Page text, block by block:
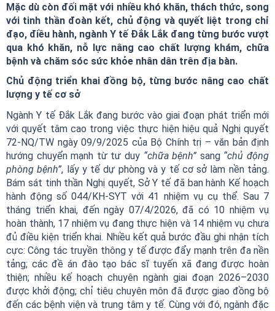
Mặc dù còn đối mặt với nhiều khó khăn, thách thức, song
với tinh thần đoàn kết, chủ động và quyết liệt trong chỉ
đạo, điều hành, ngành Y tế Đắk Lắk đang từng bước vượt
qua khó khăn, nỗ lực nâng cao chất lượng khám, chữa
bệnh và chăm sóc sức khỏe nhân dân trên địa bàn.
Chủ động triển khai đồng bộ, từng bước nâng cao chất
lượng y tế cơ sở
Ngành Y tế Đắk Lắk đang bước vào giai đoạn phát triển mới
với quyết tâm cao trong việc thực hiện hiệu quả Nghị quyết
72-NQ/TW ngày 09/9/2025 của Bộ Chính trị – văn bản định
hướng chuyển mạnh từ tư duy “chữa bệnh” sang “chủ động
phòng bệnh”, lấy y tế dự phòng và y tế cơ sở làm nền tảng.
Bám sát tinh thần Nghị quyết, Sở Y tế đã ban hành Kế hoạch
hành động số 044/KH-SYT với 41 nhiệm vụ cụ thể. Sau 7
tháng triển khai, đến ngày 07/4/2026, đã có 10 nhiệm vụ
hoàn thành, 17 nhiệm vụ đang thực hiện và 14 nhiệm vụ chưa
đủ điều kiện triển khai. Nhiều kết quả bước đầu ghi nhận tích
cực: Công tác truyền thông y tế được đẩy mạnh trên đa nền
tảng; các đề án đào tạo bác sĩ tuyến xã đang được hoàn
thiện; nhiều kế hoạch chuyên ngành giai đoạn 2026–2030
được khởi động; chỉ tiêu chuyên môn đã được giao đồng bộ
đến các bệnh viện và trung tâm y tế. Cùng với đó, ngành đặc